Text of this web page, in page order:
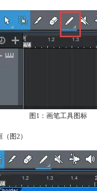
图1：画笔工具图标
图2）